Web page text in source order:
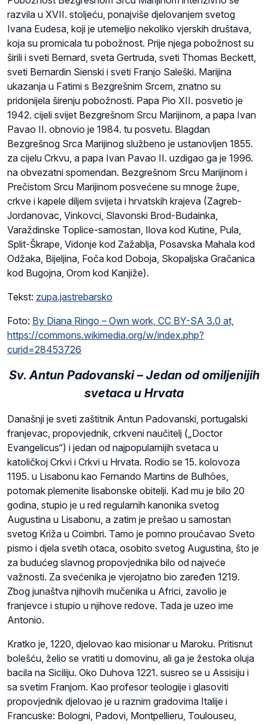
razvila u XVII. stoljeću, ponajviše djelovanjem svetog
Ivana Eudesa, koji je utemeljio nekoliko vjerskih društava,
koja su promicala tu pobožnost. Prije njega pobožnost su
širili i sveti Bernard, sveta Gertruda, sveti Thomas Beckett,
sveti Bernardin Sienski i sveti Franjo Saleški. Marijina
ukazanja u Fatimi s Bezgrešnim Srcem, znatno su
pridonijela širenju pobožnosti. Papa Pio XII. posvetio je
1942. cijeli svijet Bezgrešnom Srcu Marijinom, a papa Ivan
Pavao II. obnovio je 1984. tu posvetu. Blagdan
Bezgrešnog Srca Marijinog službeno je ustanovljen 1855.
za cijelu Crkvu, a papa Ivan Pavao II. uzdigao ga je 1996.
na obvezatni spomendan. Bezgrešnom Srcu Marijinom i
Prečistom Srcu Marijinom posvećene su mnoge župe,
crkve i kapele diljem svijeta i hrvatskih krajeva (Zagreb-
Jordanovac, Vinkovci, Slavonski Brod-Budainka,
Varaždinske Toplice-samostan, Ilova kod Kutine, Pula,
Split-Škrape, Vidonje kod Zažablja, Posavska Mahala kod
Odžaka, Bijeljina, Foča kod Doboja, Skopaljska Gračanica
kod Bugojna, Orom kod Kanjiže).
Tekst: zupa.jastrebarsko
Foto: By Diana Ringo – Own work, CC BY-SA 3.0 at,
https://commons.wikimedia.org/w/index.php?
curid=28453726
Sv. Antun Padovanski – Jedan od omiljenijih
svetaca u Hrvata
Današnji je sveti zaštitnik Antun Padovanski, portugalski
franjevac, propovjednik, crkveni naučitelj („Doctor
Evangelicus“) i jedan od najpopularnijih svetaca u
katoličkoj Crkvi i Crkvi u Hrvata. Rodio se 15. kolovoza
1195. u Lisabonu kao Fernando Martins de Bulhões,
potomak plemenite lisabonske obitelji. Kad mu je bilo 20
godina, stupio je u red regularnih kanonika svetog
Augustina u Lisabonu, a zatim je prešao u samostan
svetog Križa u Coimbri. Tamo je pomno proučavao Sveto
pismo i djela svetih otaca, osobito svetog Augustina, što je
za budućeg slavnog propovjednika bilo od najveće
važnosti. Za svećenika je vjerojatno bio zaređen 1219.
Zbog junaštva njihovih mučenika u Africi, zavolio je
franjevce i stupio u njihove redove. Tada je uzeo ime
Antonio.
Kratko je, 1220, djelovao kao misionar u Maroku. Pritisnut
bolešću, želio se vratiti u domovinu, ali ga je žestoka oluja
bacila na Siciliju. Oko Duhova 1221. susreo se u Assisiju i
sa svetim Franjom. Kao profesor teologije i glasoviti
propovjednik djelovao je u raznim gradovima Italije i
Francuske: Bologni, Padovi, Montpellieru, Toulouseu,